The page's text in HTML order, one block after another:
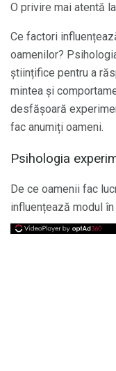
O privire mai atentă
Ce factori
oamenilor?
științifice pentru a
mintea și
desfășoară
fac anumiți oameni.
Psihologia
De ce oamenii fac
influențează modul